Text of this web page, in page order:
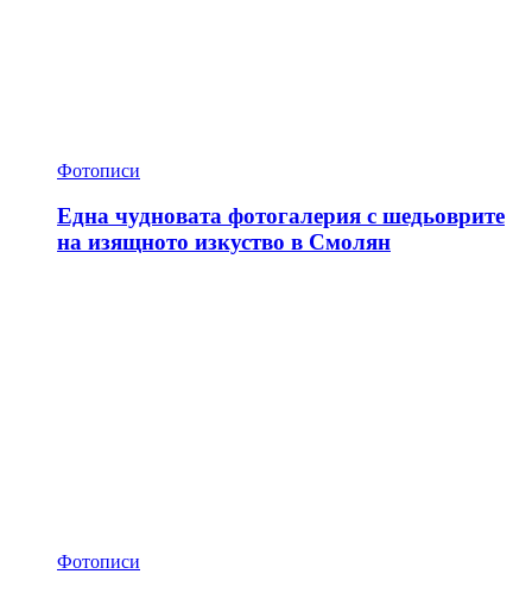
Фотописи
Една чудновата фотогалерия с шедьоврите
на изящното изкуство в Смолян
Фотописи